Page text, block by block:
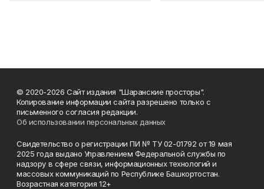
© 2020-2026 Сайт издания "Шаранские просторы".
Копирование информации сайта разрешено только с
письменного согласия редакции.
Об использовании персональных данных
Свидетельство о регистрации ПИ № ТУ 02-01792 от 19 мая
2025 года выдано Управлением Федеральной службы по
надзору в сфере связи, информационных технологий и
массовых коммуникаций по Республике Башкортостан.
Возрастная категория 12+